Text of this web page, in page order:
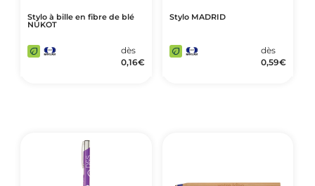
Stylo à bille en fibre de blé
NUKOT
dès
0,16€
Stylo MADRID
dès
0,59€